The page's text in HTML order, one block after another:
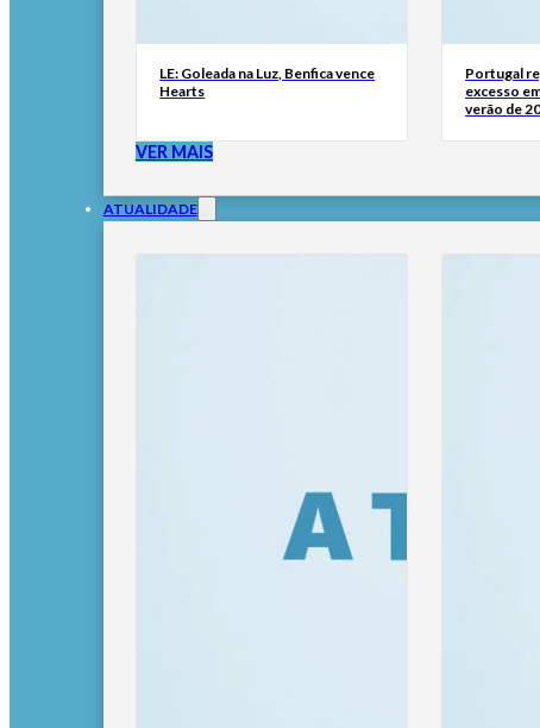
LE: Goleada na Luz, Benfica vence
Hearts
Portugal
excesso
verão de
VER MAIS
ATUALIDADE